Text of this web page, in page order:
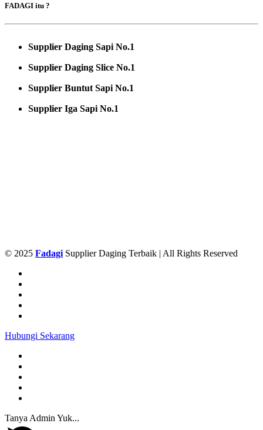
FADAGI itu ?
Supplier Daging Sapi No.1
Supplier Daging Slice No.1
Supplier Buntut Sapi No.1
Supplier Iga Sapi No.1
© 2025 Fadagi Supplier Daging Terbaik | All Rights Reserved
Hubungi Sekarang
Tanya Admin Yuk...